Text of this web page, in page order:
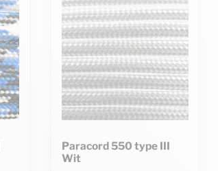
Paracord 550 type III
Wit